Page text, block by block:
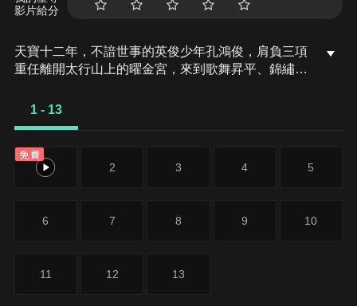
影片給分
天寶十二年，不諳世事的英俊少年孔鴻俊，肩負三項
重任離開太行山上的曜金宮，來到歌舞昇平、錦繡繁
久前交過手的龍武軍將領李景瓏。而他竟然失手將陳
梧桐、茫茫塞外的漫天風沙與飛雪、阿泰如清泉般的
歌聲、莫日根與陸許摘下的清晨樹葉、裘永思飛揚的
1 - 13
免費
1 2 3 4 5
6 7 8 9 10
11 12 13